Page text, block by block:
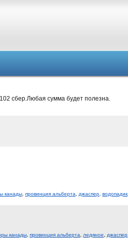
сбер.Любая сумма будет полезна.
канады провинция альберта джаспер водопадик
канады провинция альберта ледяное джаспер